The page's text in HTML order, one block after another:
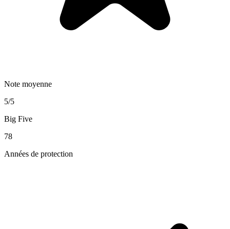
Note moyenne
5/5
Big Five
78
Années de protection